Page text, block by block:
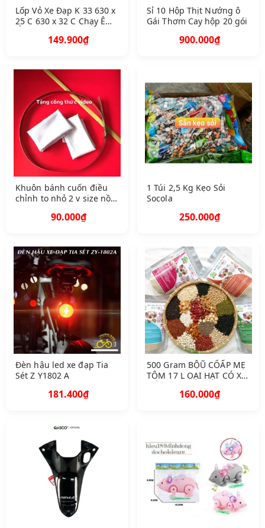
Lốp Vỏ Xe Đạp K 33 630 x
25 C 630 x 32 C Chạy Êm
149.900₫
Sỉ 10 Hộp Thịt Nướng ô
Gái Thơm Cay hộp 20 gói
900.000₫
Khuôn bánh cuốn điều
chỉnh to nhỏ 2 v size nồi
90.000₫
1 Túi 2,5 Kg Kẹo Sỏi
Socola
250.000₫
Đèn hậu led xe đạp Tia
Sét Z Y1802 A
181.400₫
500 Gram BỘŨ CỐẤP MẸ
TÔM 17 L OẠI HẠT CÓ X
160.000₫